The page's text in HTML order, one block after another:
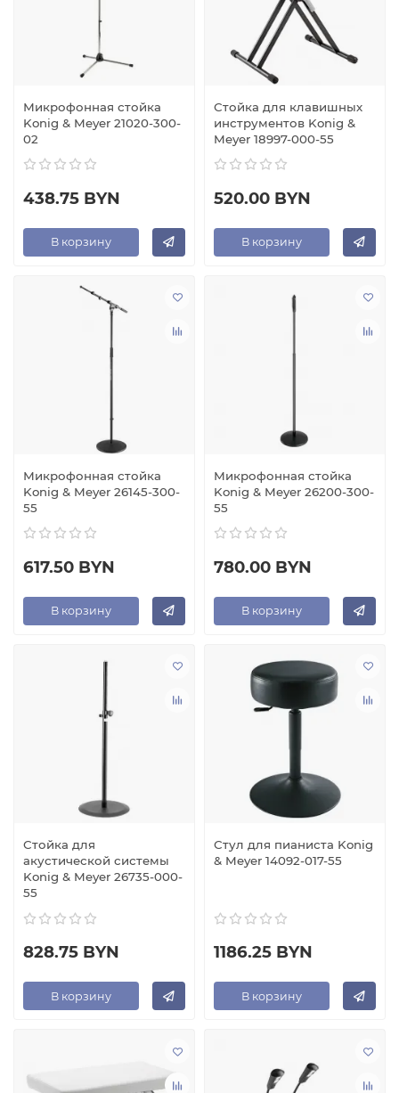
Микрофонная стойка
Konig & Meyer 21020-300-
02
438.75 BYN
В корзину
Стойка для клавишных
инструментов Konig &
Meyer 18997-000-55
520.00 BYN
В корзину
Микрофонная стойка
Konig & Meyer 26145-300-
55
617.50 BYN
В корзину
Микрофонная стойка
Konig & Meyer 26200-300-
55
780.00 BYN
В корзину
Стойка для
акустической системы
Konig & Meyer 26735-000-
55
828.75 BYN
В корзину
Стул для пианиста Konig
& Meyer 14092-017-55
1186.25 BYN
В корзину